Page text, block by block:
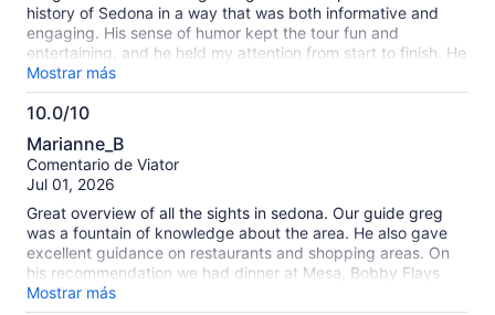
history of Sedona in a way that was both informative and
engaging. His sense of humor kept the tour fun and
entertaining, and he held my attention from start to finish. He
also shared so many great recommendations for places to
visit and things to do around Sedona, which made the
experience even more valuable. I highly recommend this tour
Mostrar más
10.0/10
10.0
de
10
Marianne_B
Comentario de Viator
Jul 01, 2026
Great overview of all the sights in sedona. Our guide greg
was a fountain of knowledge about the area. He also gave
excellent guidance on restaurants and shopping areas. On
his recommendation we had dinner at Mesa, Bobby Flays
restaurant at the airport. And it was memorable
Mostrar más